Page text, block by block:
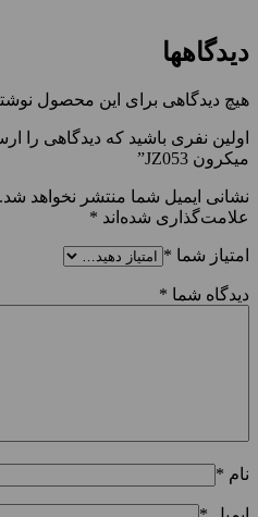
دیدگاهها
هیچ دیدگاهی برای این محصول
اولین نفری باشید که دیدگاهی را
میکرون JZ053”
نشانی ایمیل شما منتشر نخواهد شد.
علامت‌گذاری شده‌اند *
امتیاز شما *
دیدگاه شما *
نام *